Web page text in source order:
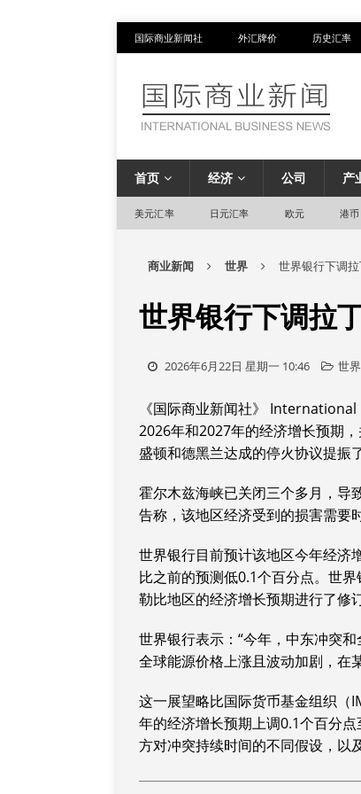
国际商业新闻社 外汇牌价 历史汇率
首页 经济 公司 产
美元汇率 日元汇率 欧元 港币
商业新闻 世界 世界银行下调
世界银行下调拉
2026年6月22日 星期一 10:46 世界
《国际商业新闻社》
2026年和2027年的经济增长预期
盛顿和德黑兰达成的停火协议提振
霍尔木兹海峡已关闭三个多月，导
告称，该地区经济受到的损害需要
世界银行目前预计该地区今年经济
比之前的预测低0.1个百分点。世
勒比地区的经济增长预期进行了修
世界银行表示：“今年，中东冲突
全球能源价格上涨且波动加剧，在
这一展望略比国际货币基金组织（
年的经济增长预期上调0.1个百分
方对冲突持续时间的不同假设，以